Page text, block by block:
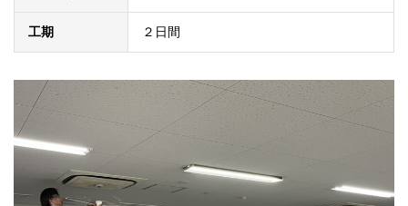
工期 ２日間